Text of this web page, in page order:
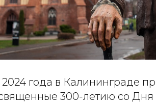
2024 года в Калининграде
300-летию со